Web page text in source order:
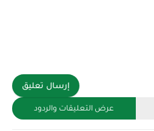
إرسال تعليق
عرض التعليقات والردود